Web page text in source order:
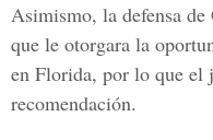
Asimismo, la defensa
que le otorgara la
en Florida, por lo que el
recomendación.